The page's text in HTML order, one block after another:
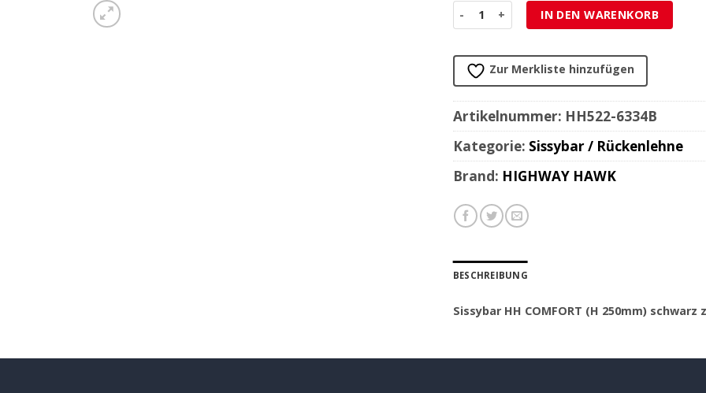
Sissybar HH COMFORT (H 250mm) schwarz zu
IN DEN WARENKORB
Zur Merkliste hinzufügen
Artikelnummer: HH522-6334B
Kategorie: Sissybar / Rückenlehne
Brand: HIGHWAY HAWK
BESCHREIBUNG
Sissybar HH COMFORT (H 250mm) schwarz